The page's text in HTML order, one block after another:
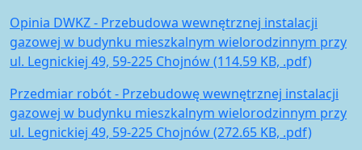
Opinia DWKZ - Przebudowa wewnętrznej instalacji
gazowej w budynku mieszkalnym wielorodzinnym przy
ul. Legnickiej 49, 59-225 Chojnów (114.59 KB, .pdf)
Przedmiar robót - Przebudowę wewnętrznej instalacji
gazowej w budynku mieszkalnym wielorodzinnym przy
ul. Legnickiej 49, 59-225 Chojnów (272.65 KB, .pdf)